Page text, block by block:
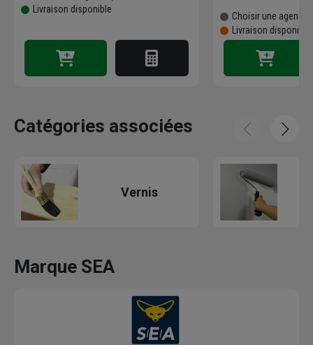
Livraison disponible
Choisir une agence
Livraison
Catégories associées
Vernis
Marque SEA